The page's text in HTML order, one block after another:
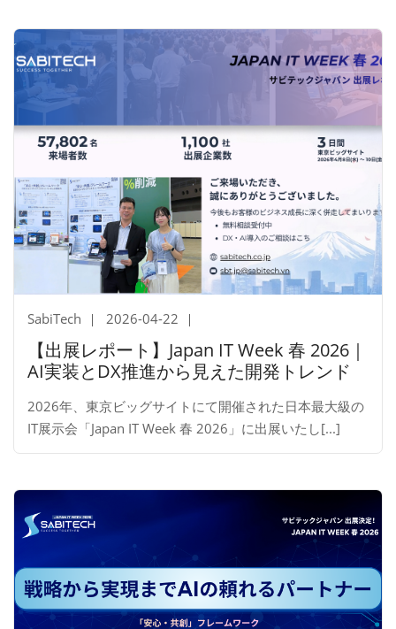
SabiTech 2026-04-22
【出展レポート】Japan IT Week 春 2026｜
AI実装とDX推進から見えた開発トレンド
2026年、東京ビッグサイトにて開催された日本最大級の
IT展示会「Japan IT Week 春 2026」に出展いたし[...]